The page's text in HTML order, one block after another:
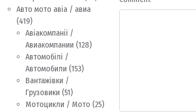
Авто мото авіа / авиа
(419)
Авіакомпанії /
Авиакомпании (128)
Автомобілі /
Автомобили (153)
Вантажівки /
Грузовики (51)
Мотоцикли / Мото (25)